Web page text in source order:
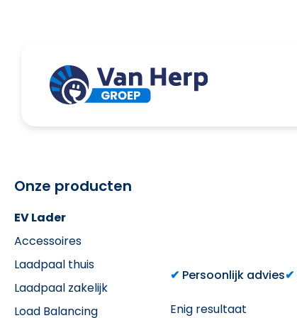
Onze producten
EV Lader
Accessoires
Laadpaal thuis
Laadpaal zakelijk
Load Balancing
Persoonlijk advies
Enig resultaat